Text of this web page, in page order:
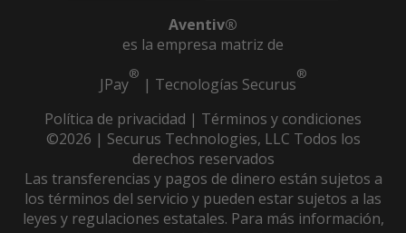
Aventiv®
es la empresa matriz de
JPay
®
| Tecnologías Securus
®
Política de privacidad | Términos y condiciones
©2026 | Securus Technologies, LLC Todos los
derechos reservados
Las transferencias y pagos de dinero están sujetos a
los términos del servicio y pueden estar sujetos a las
leyes y regulaciones estatales. Para más información,